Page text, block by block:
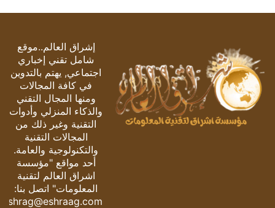
إشراق العالم..موقع
شامل تقني إخباري
اجتماعي, يهتم بالتدوين
في كافة المجالات
ومنها المجال التقني
والذكاء المنزلي وأدوات
التقنية وغير ذلك من
المجالات التقنية
والتكنولوجية والعامة.
أحد مواقع "مؤسسة
اشراق العالم لتقنية
المعلومات" اتصل بنا:
eshrag@eshraag.com